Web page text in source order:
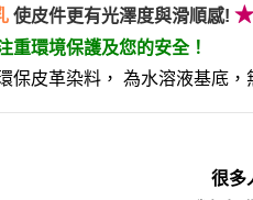
使皮件更有光澤度與滑順感!
重環境保護及您的安全！
保皮革染料， 為水溶液基底
很多